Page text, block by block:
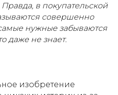
Правда, в покупательской
совершенно
нужные забываются
даже не знает.
изобретение